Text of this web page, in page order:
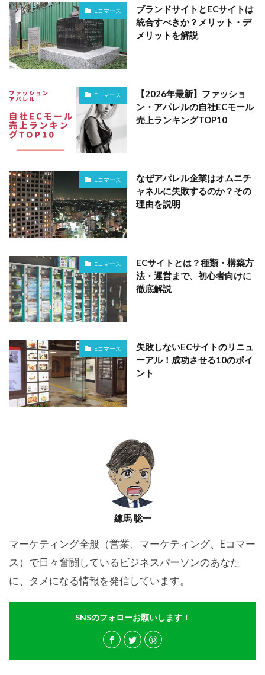
Eコマース
ブランドサイトとECサイトは
統合すべきか？メリット・デ
メリットを解説
Eコマース
【2026年最新】ファッショ
ン・アパレルの自社ECモール
売上ランキングTOP10
Eコマース
なぜアパレル企業はオムニチ
ャネルに失敗するのか？その
理由を説明
Eコマース
ECサイトとは？種類・構築方
法・運営まで、初心者向けに
徹底解説
Eコマース
失敗しないECサイトのリニュ
ーアル！成功させる10のポイ
ント
練馬 聡一
マーケティング全般（営業、マーケティング、Eコマー
ス）で日々奮闘しているビジネスパーソンのあなた
に、タメになる情報を発信しています。
SNSのフォローお願いします！